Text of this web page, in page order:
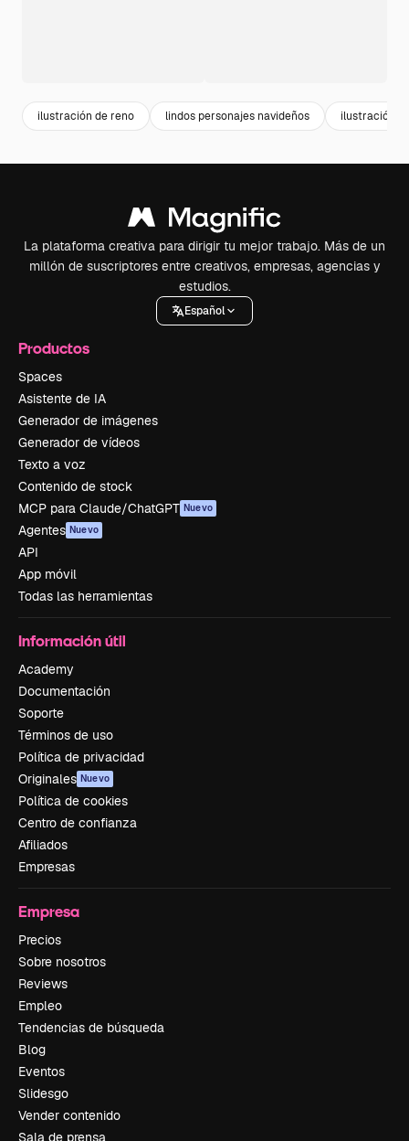
ilustración de reno lindos personajes navideños ilustración
La plataforma creativa para dirigir tu mejor trabajo. Más de un
millón de suscriptores entre creativos, empresas, agencias y
estudios.
Español
Productos
Spaces
Asistente de IA
Generador de imágenes
Generador de vídeos
Texto a voz
Contenido de stock
MCP para Claude/ChatGPT Nuevo
Agentes Nuevo
API
App móvil
Todas las herramientas
Información útil
Academy
Documentación
Soporte
Términos de uso
Política de privacidad
Originales Nuevo
Política de cookies
Centro de confianza
Afiliados
Empresas
Empresa
Precios
Sobre nosotros
Reviews
Empleo
Tendencias de búsqueda
Blog
Eventos
Slidesgo
Vender contenido
Sala de prensa